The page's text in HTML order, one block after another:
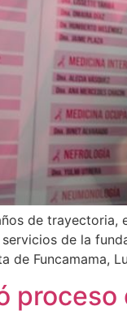
de
de la
de Funcamama,